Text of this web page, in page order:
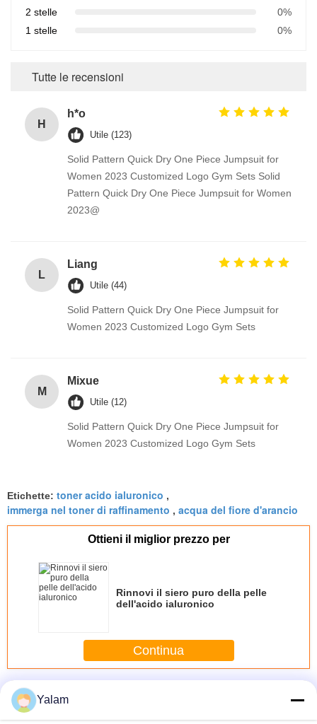
2 stelle
0%
1 stelle
0%
Tutte le recensioni
H
h*o
Utile (123)
Solid Pattern Quick Dry One Piece Jumpsuit for
Women 2023 Customized Logo Gym Sets Solid
Pattern Quick Dry One Piece Jumpsuit for Women
2023@
L
Liang
Utile (44)
Solid Pattern Quick Dry One Piece Jumpsuit for
Women 2023 Customized Logo Gym Sets
M
Mixue
Utile (12)
Solid Pattern Quick Dry One Piece Jumpsuit for
Women 2023 Customized Logo Gym Sets
Etichette: toner acido ialuronico ,
immerga nel toner di raffinamento , acqua del fiore d'arancio
Ottieni il miglior prezzo per
Rinnovi il siero puro della pelle
dell'acido ialuronico
Continua
PiùToner naturale della pelle
Yalam